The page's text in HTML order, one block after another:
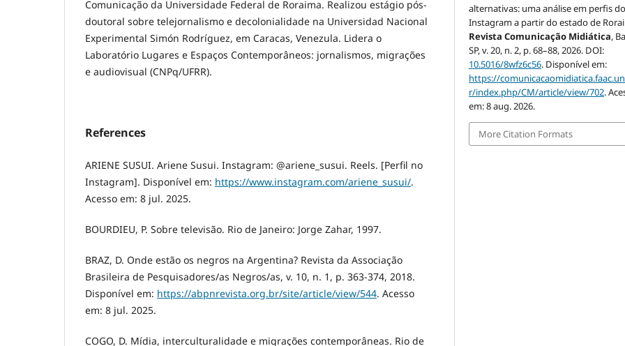
Comunicação da Universidade Federal de Roraima. Realizou estágio pós-
doutoral sobre telejornalismo e decolonialidade na Universidad Nacional
Experimental Simón Rodríguez, em Caracas, Venezula. Lidera o
Laboratório Lugares e Espaços Contemporâneos: jornalismos, migrações
e audiovisual (CNPq/UFRR).
References
ARIENE SUSUI. Ariene Susui. Instagram: @ariene_susui. Reels. [Perfil no
Instagram]. Disponível em: https://www.instagram.com/ariene_susui/.
Acesso em: 8 jul. 2025.
BOURDIEU, P. Sobre televisão. Rio de Janeiro: Jorge Zahar, 1997.
BRAZ, D. Onde estão os negros na Argentina? Revista da Associação
Brasileira de Pesquisadores/as Negros/as, v. 10, n. 1, p. 363-374, 2018.
Disponível em: https://abpnrevista.org.br/site/article/view/544. Acesso
em: 8 jul. 2025.
COGO, D. Mídia, interculturalidade e migrações contemporâneas. Rio de
alternativas: uma análise em perfis do
Instagram a partir do estado de
Revista Comunicação Midiática,
SP, v. 20, n. 2, p. 68–88, 2026. DOI:
10.5016/8wfz6c56. Disponível em:
https://
r/index.php/CM/article/view/702.
em: 8 aug. 2026.
More Citation Formats